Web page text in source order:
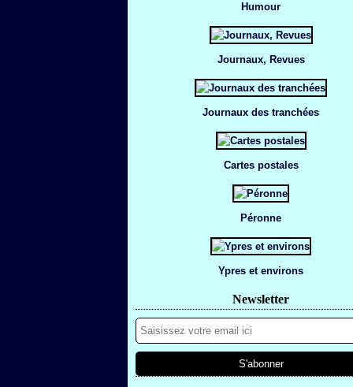
Humour
Journaux, Revues
Journaux des tranchées
Cartes postales
Péronne
Ypres et environs
Newsletter